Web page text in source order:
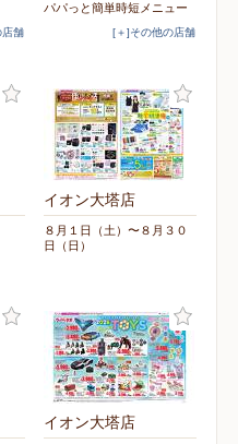
店舗
パパっと簡単時短メニュー
[＋]その他の店舗
イオン大塔店
８月１日（土）〜８月３０
日（日）
イオン大塔店